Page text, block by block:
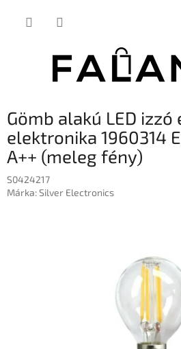
Gömb alakú LED izzó
elektronika 1960314
A++ (meleg fény)
S0424217
Márka:Silver Electronics